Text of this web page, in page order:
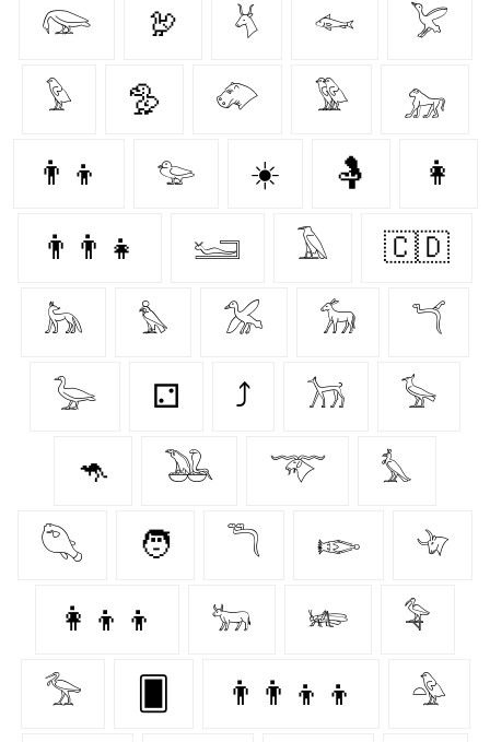
𓅼 🦃 𓄃 𓆜 𓅯
𓅱 🦤 𓄁 𓅳 𓃷
👨‍👦 𓅰 ☀️ 🤱 👩‍
👨‍👨‍👧 𓆒 𓄿 🇨🇩
𓃦 𓅊 𓅮 𓃘 𓆔
𓅬 ⚁ ⤴ 𓃡 𓅚
🦘 𓅒 𓄅 𓅘
𓆡 🧑 𓆕 𓆢 𓄀
👩‍👦‍👦 𓃒 𓆧 𓅝
𓅡 👨‍👨‍👦‍👦 𓅲